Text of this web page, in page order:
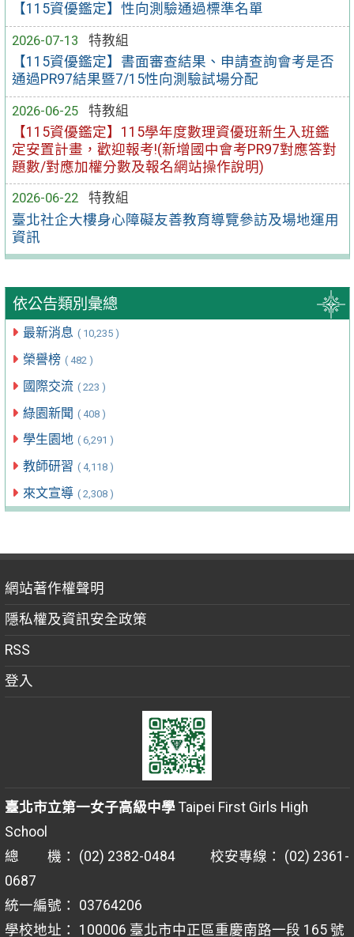
【115資優鑑定】性向測驗通過標準名單
2026-07-13
特教組
【115資優鑑定】書面審查結果、申請查詢會考是否
通過PR97結果暨7/15性向測驗試場分配
2026-06-25
特教組
【115資優鑑定】115學年度數理資優班新生入班鑑
定安置計畫，歡迎報考!(新增國中會考PR97對應答對
題數/對應加權分數及報名網站操作說明)
2026-06-22
特教組
臺北社企大樓身心障礙友善教育導覽參訪及場地運用
資訊
依公告類別彙總
最新消息 ( 10,235 )
榮譽榜 ( 482 )
國際交流 ( 223 )
綠園新聞 ( 408 )
學生園地 ( 6,291 )
教師研習 ( 4,118 )
來文宣導 ( 2,308 )
網站著作權聲明
隱私權及資訊安全政策
RSS
登入
臺北市立第一女子高級中學Taipei First Girls High
School
總 機： (02) 2382-0484 校安專線： (02) 2361-
0687
統一編號： 03764206
學校地址： 100006 臺北市中正區重慶南路一段 165 號